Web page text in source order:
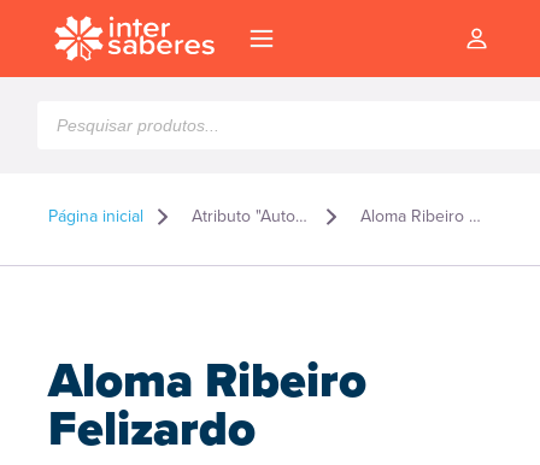
produtos
Página inicial Atributo "Autor" de produto Aloma Ribeiro Felizardo
Aloma Ribeiro
Felizardo